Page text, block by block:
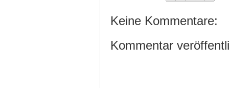
Keine Kommentare:
Kommentar